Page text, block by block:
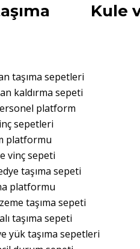
Kule
taşıma sepetleri
kaldırma sepeti
platform
sepetleri
platformu
vinç sepeti
taşıma sepeti
platformu
taşıma sepeti
taşıma sepeti
yük taşıma sepetleri